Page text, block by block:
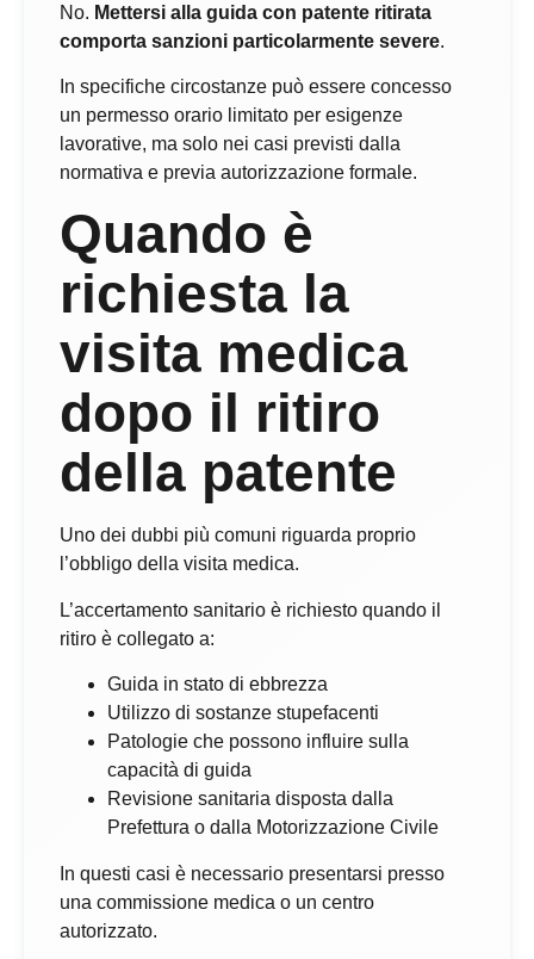
No. Mettersi alla guida con patente ritirata
comporta sanzioni particolarmente severe.
In specifiche circostanze può essere concesso
un permesso orario limitato per esigenze
lavorative, ma solo nei casi previsti dalla
normativa e previa autorizzazione formale.
Quando è
richiesta la
visita medica
dopo il ritiro
della patente
Uno dei dubbi più comuni riguarda proprio
l’obbligo della visita medica.
L’accertamento sanitario è richiesto quando il
ritiro è collegato a:
Guida in stato di ebbrezza
Utilizzo di sostanze stupefacenti
Patologie che possono influire sulla
capacità di guida
Revisione sanitaria disposta dalla
Prefettura o dalla Motorizzazione Civile
In questi casi è necessario presentarsi presso
una commissione medica o un centro
autorizzato.